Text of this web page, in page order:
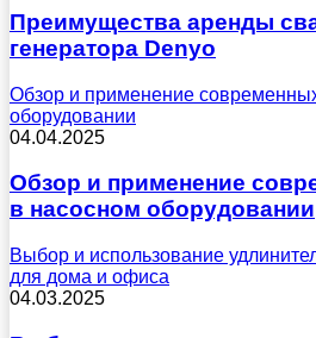
Преимущества аренды
генератора Denyo
Обзор и применение
оборудовании
04.04.2025
Обзор и применение
в насосном оборудовании
Выбор и использование
для дома и офиса
04.03.2025